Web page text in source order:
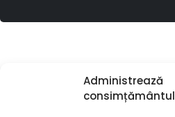
Administrează
consimțământul